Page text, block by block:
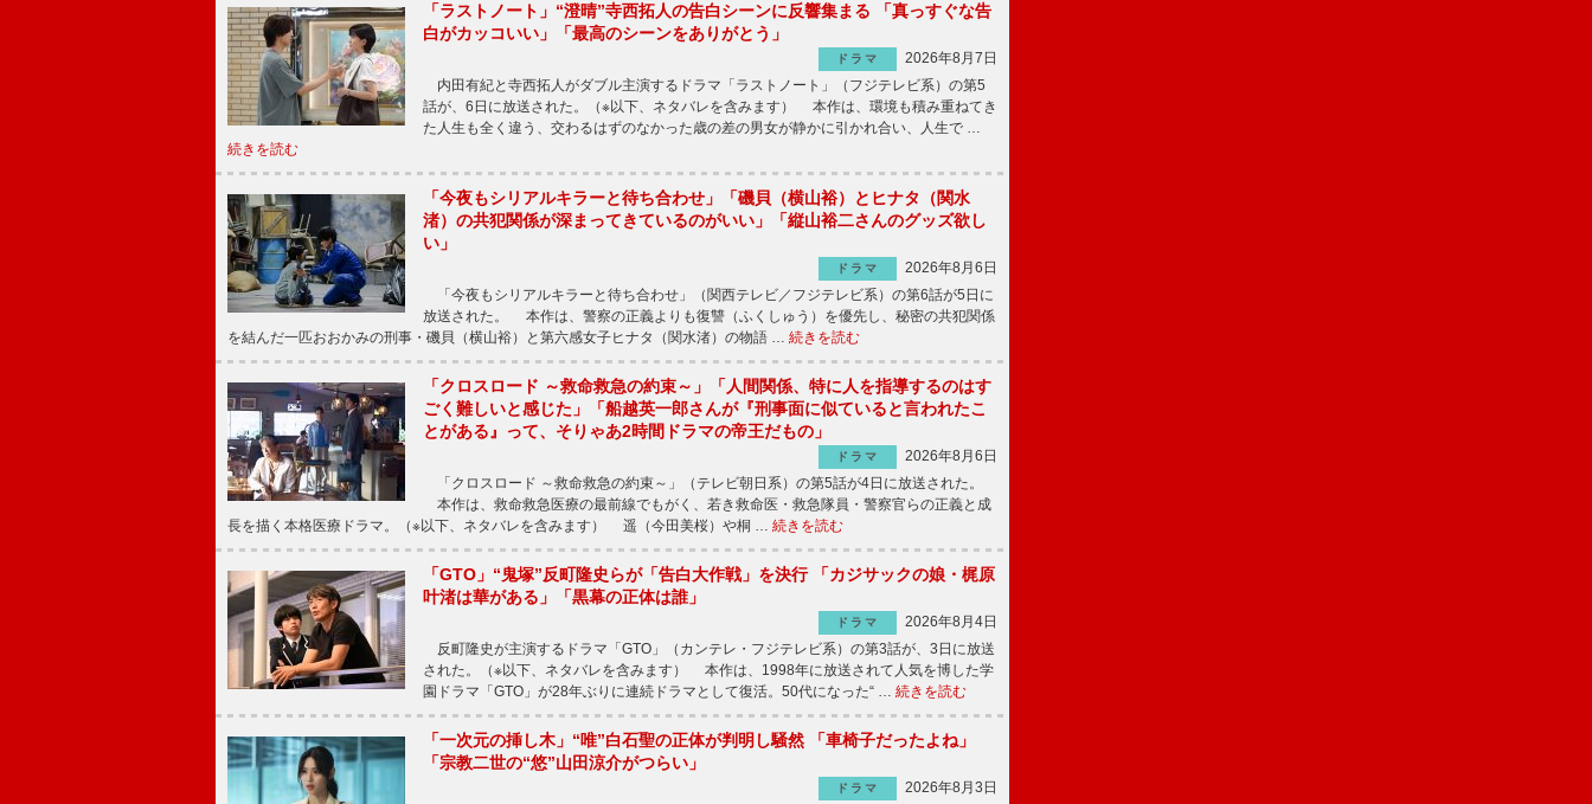
「ラストノート」“澄晴”寺西拓人の告白シーンに反響集まる 「真っすぐな告
白がカッコいい」「最高のシーンをありがとう」
ドラマ
2026年8月7日
内田有紀と寺西拓人がダブル主演するドラマ「ラストノート」（フジテレビ系）の第5
話が、6日に放送された。（※以下、ネタバレを含みます） 本作は、環境も積み重ねてき
た人生も全く違う、交わるはずのなかった歳の差の男女が静かに引かれ合い、人生で …
続きを読む
「今夜もシリアルキラーと待ち合わせ」「磯貝（横山裕）とヒナタ（関水
渚）の共犯関係が深まってきているのがいい」「縦山裕二さんのグッズ欲し
い」
ドラマ
2026年8月6日
「今夜もシリアルキラーと待ち合わせ」（関西テレビ／フジテレビ系）の第6話が5日に
放送された。 本作は、警察の正義よりも復讐（ふくしゅう）を優先し、秘密の共犯関係
を結んだ一匹おおかみの刑事・磯貝（横山裕）と第六感女子ヒナタ（関水渚）の物語 … 続きを読む
「クロスロード ～救命救急の約束～」「人間関係、特に人を指導するのはす
ごく難しいと感じた」「船越英一郎さんが『刑事面に似ていると言われたこ
とがある』って、そりゃあ2時間ドラマの帝王だもの」
ドラマ
2026年8月6日
「クロスロード ～救命救急の約束～」（テレビ朝日系）の第5話が4日に放送された。
本作は、救命救急医療の最前線でもがく、若き救命医・救急隊員・警察官らの正義と成
長を描く本格医療ドラマ。（※以下、ネタバレを含みます） 遥（今田美桜）や桐 … 続きを読む
「GTO」“鬼塚”反町隆史らが「告白大作戦」を決行 「カジサックの娘・梶原
叶渚は華がある」「黒幕の正体は誰」
ドラマ
2026年8月4日
反町隆史が主演するドラマ「GTO」（カンテレ・フジテレビ系）の第3話が、3日に放送
された。（※以下、ネタバレを含みます） 本作は、1998年に放送されて人気を博した学
園ドラマ「GTO」が28年ぶりに連続ドラマとして復活。50代になった“ … 続きを読む
「一次元の挿し木」“唯”白石聖の正体が判明し騒然 「車椅子だったよね」
「宗教二世の“悠”山田涼介がつらい」
ドラマ 2026年8月3日